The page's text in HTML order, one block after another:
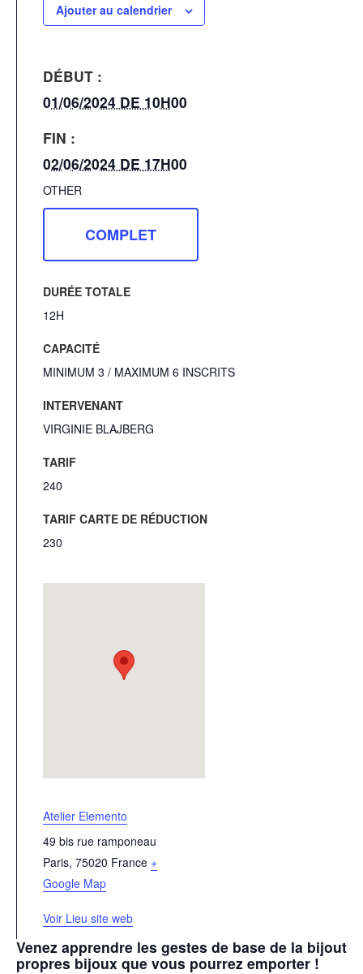
Venez apprendre les gestes de base de la
propres bijoux que vous pourrez emporter !
Ajouter au calendrier
DÉBUT :
01/06/2024 DE 10H00
FIN :
02/06/2024 DE 17H00
OTHER
COMPLET
DURÉE TOTALE
12H
CAPACITÉ
MINIMUM 3 / MAXIMUM 6 INSCRITS
INTERVENANT
VIRGINIE BLAJBERG
TARIF
240
TARIF CARTE DE RÉDUCTION
230
Atelier Elemento
49 bis rue ramponeau
Paris, 75020 France +
Google Map
Voir Lieu site web